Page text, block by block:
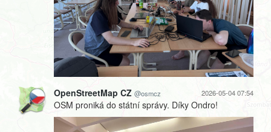
2026-05-04 07:54
OpenStreetMap CZ @osmcz
OSM proniká do státní správy. Díky Ondro!